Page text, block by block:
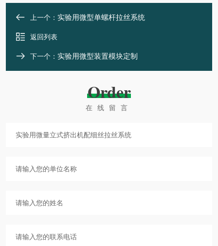
上一个： 实验用微型单螺杆拉丝系统
返回列表
下一个： 实验用微型装置模块定制
Order
在线留言